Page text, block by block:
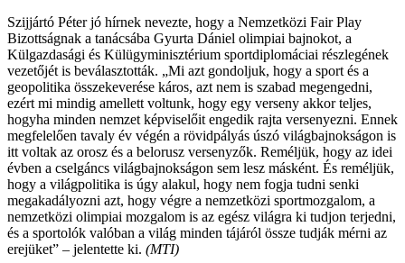
Szijjártó Péter jó hírnek nevezte, hogy a Nemzetközi Fair Play
Bizottságnak a tanácsába Gyurta Dániel olimpiai bajnokot, a
Külgazdasági és Külügyminisztérium sportdiplomáciai részlegének
vezetőjét is beválasztották. „Mi azt gondoljuk, hogy a sport és a
geopolitika összekeverése káros, azt nem is szabad megengedni,
ezért mi mindig amellett voltunk, hogy egy verseny akkor teljes,
hogyha minden nemzet képviselőit engedik rajta versenyezni. Ennek
megfelelően tavaly év végén a rövidpályás úszó világbajnokságon is
itt voltak az orosz és a belorusz versenyzők. Reméljük, hogy az idei
évben a cselgáncs világbajnokságon sem lesz másként. És reméljük,
hogy a világpolitika is úgy alakul, hogy nem fogja tudni senki
megakadályozni azt, hogy végre a nemzetközi sportmozgalom, a
nemzetközi olimpiai mozgalom is az egész világra ki tudjon terjedni,
és a sportolók valóban a világ minden tájáról össze tudják mérni az
erejüket” – jelentette ki. (MTI)